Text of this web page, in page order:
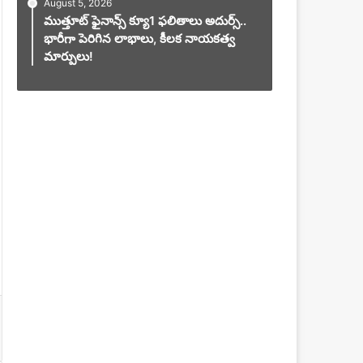
August 5, 2026
ముత్తూట్ ఫైనాన్స్ క్యూ1 ఫలితాలు అదుర్స్..
భారీగా పెరిగిన లాభాలు, కీలక నాయకత్వ
మార్పులు!